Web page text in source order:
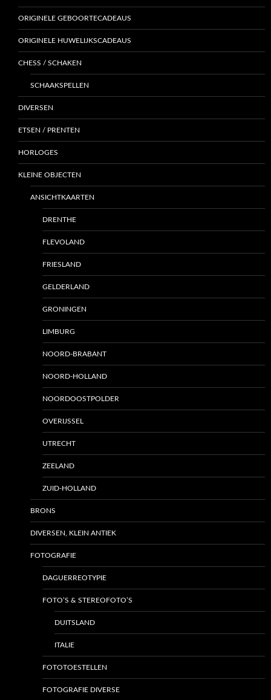
ORIGINELE GEBOORTECADEAUS
ORIGINELE HUWELIJKSCADEAUS
CHESS / SCHAKEN
SCHAAKSPELLEN
DIVERSEN
ETSEN / PRENTEN
HORLOGES
KLEINE OBJECTEN
ANSICHTKAARTEN
DRENTHE
FLEVOLAND
FRIESLAND
GELDERLAND
GRONINGEN
LIMBURG
NOORD-BRABANT
NOORD-HOLLAND
NOORDOOSTPOLDER
OVERIJSSEL
UTRECHT
ZEELAND
ZUID-HOLLAND
BRONS
DIVERSEN, KLEIN ANTIEK
FOTOGRAFIE
DAGUERREOTYPIE
FOTO’S & STEREOFOTO’S
DUITSLAND
ITALIE
FOTOTOESTELLEN
FOTOGRAFIE DIVERSE